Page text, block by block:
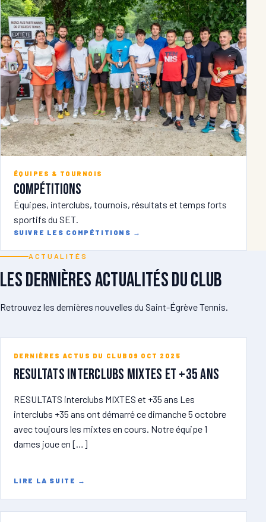
ÉQUIPES & TOURNOIS
Compétitions
Équipes, interclubs, tournois, résultats et temps forts
sportifs du SET.
SUIVRE LES COMPÉTITIONS →
ACTUALITÉS
Les dernières actualités du club
Retrouvez les dernières nouvelles du Saint-Égrève Tennis.
DERNIÈRES ACTUS DU CLUB 09 OCT 2025
RESULTATS Interclubs MIXTES et +35 ans
RESULTATS interclubs MIXTES et +35 ans Les
interclubs +35 ans ont démarré ce dimanche 5 octobre
avec toujours les mixtes en cours. Notre équipe 1
dames joue en […]
LIRE LA SUITE →